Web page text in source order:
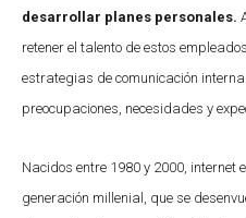
desarrollar planes personales.
retener el talento de estos
estrategias de comunicación
preocupaciones, necesidades y
Nacidos entre 1980 y 2000, internet
generación millenial, que se